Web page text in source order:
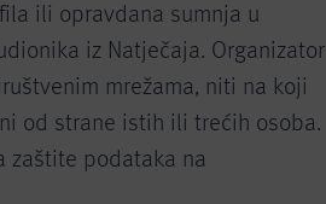
ili opravdana sumnja u
iz Natječaja. Organizator
mrežama, niti na koji
od strane istih ili trećih osoba.
zaštite podataka na